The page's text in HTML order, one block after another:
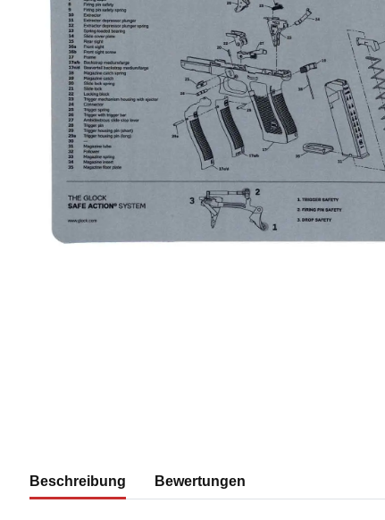
Beschreibung Bewertungen